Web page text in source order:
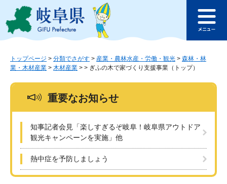
ジ
ュ
このページの本文へ
ュ
トップページ > 分類でさがす > 産業・農林水産・労働・観光 > 森林・林
業・木材産業 > 木材産業 > > ぎふの木で家づくり支援事業（トップ）
重要なお知らせ
知事記者会見「楽しすぎるぞ岐阜！岐阜県アウトドア
観光キャンペーンを実施」他
熱中症を予防しましょう